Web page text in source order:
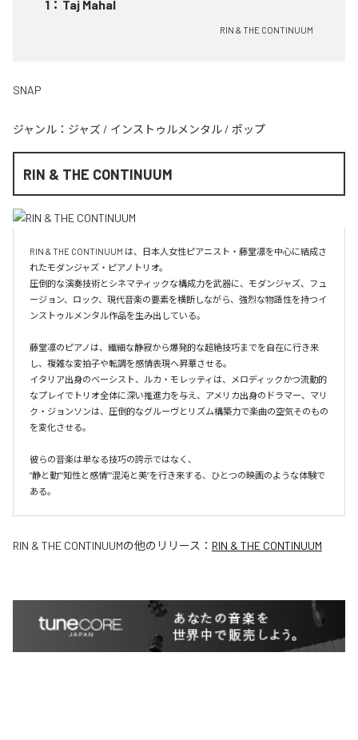
1 ： Taj Mahal
RIN & THE CONTINUUM
SNAP
ジャンル： ジャズ / インストゥルメンタル / ポップ
RIN & THE CONTINUUM
RIN & THE CONTINUUM は、日本人女性ピアニスト・藤堂凛を中心に結成さ
れたモダンジャズ・ピアノトリオ。
圧倒的な演奏技術とシネマティックな構成力を武器に、モダンジャズ、フュ
ージョン、ロック、現代音楽の要素を横断しながら、強烈な物語性を持つイ
ンストゥルメンタル作品を生み出している。
藤堂凛のピアノは、繊細な静寂から爆発的な超絶技巧までを自在に行き来
し、複雑な変拍子や転調を感情表現へ昇華させる。
イタリア出身のベーシスト、ルカ・モレッティは、メロディックかつ流動的
なプレイでトリオ全体に深い推進力を与え、アメリカ出身のドラマー、マリ
ク・ジョンソンは、圧倒的なグルーヴとリズム構築力で楽曲の空気そのもの
を変化させる。
彼らの音楽は単なる技巧の誇示ではなく、
“静と動”“知性と感情”“混沌と美”を行き来する、ひとつの映画のような体験で
ある。
RIN & THE CONTINUUMの他のリリース： RIN & THE CONTINUUM